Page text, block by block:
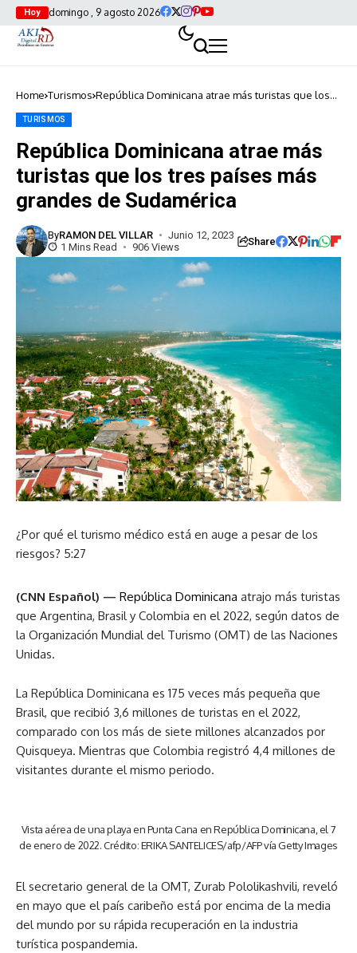
Hoy domingo , 9 agosto 2026
Home Turismos República Dominicana atrae más turistas que los
TURISMOS
República Dominicana atrae más
turistas que los tres países más
grandes de Sudamérica
ByRAMON DEL VILLAR
Junio 12, 2023
1 Mins Read
906 Views Share
¿Por qué el turismo médico está en auge a pesar de los
riesgos? 5:27
(CNN Español) — República Dominicana atrajo más turistas
que Argentina, Brasil y Colombia en el 2022, según datos de
la Organización Mundial del Turismo (OMT) de las Naciones
Unidas.
La República Dominicana es 175 veces más pequeña que
Brasil, que recibió 3,6 millones de turistas en el 2022,
comparado con los más de siete millones alcanzados por
Quisqueya. Mientras que Colombia registró 4,4 millones de
visitantes durante el mismo periodo.
Vista aérea de una playa en Punta Cana en República Dominicana, el 7
de enero de 2022. Crédito: ERIKA SANTELICES/afp/AFP vía Getty Images
El secretario general de la OMT, Zurab Pololikashvili, reveló
en mayo que el país caribeño está por encima de la media
del mundo por su rápida recuperación en la industria
turística pospandemia.